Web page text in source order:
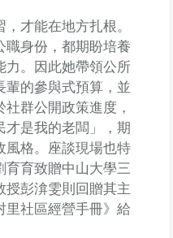
才能在地方扎根。
職身份，都期盼培養
力。因此她帶領公所
輩的參與式預算，並
群公開政策進度，
才是我的老闆」，期
風格。座談現場也特
育育致贈中山大學三
授彭渰雯則回贈其主
里社區經營手冊》給